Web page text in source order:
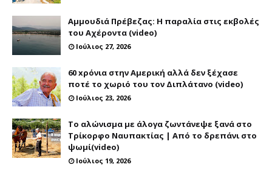
Αμμουδιά Πρέβεζας: Η παραλία στις εκβολές
του Αχέροντα (video)
Ιούλιος 27, 2026
60 xρόνια στην Αμερική αλλά δεν ξέχασε
ποτέ το χωριό του τον Διπλάτανο (video)
Ιούλιος 23, 2026
Το αλώνισμα με άλογα ζωντάνεψε ξανά στο
Τρίκορφο Ναυπακτίας | Από το δρεπάνι στο
ψωμί(video)
Ιούλιος 19, 2026